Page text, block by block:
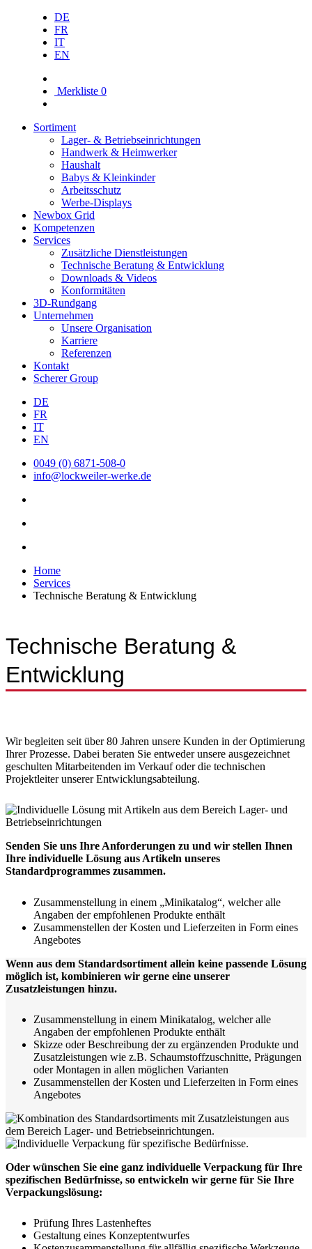
DE
FR
IT
EN
Merkliste 0
Sortiment
Lager- & Betriebs­einrichtungen
Handwerk & Heimwerker
Haushalt
Babys & Kleinkinder
Arbeitsschutz
Werbe-Displays
Newbox Grid
Kompetenzen
Services
Zusätzliche Dienstleistungen
Technische Beratung & Entwicklung
Downloads & Videos
Konformitäten
3D-Rundgang
Unternehmen
Unsere Organisation
Karriere
Referenzen
Kontakt
Scherer Group
DE
FR
IT
EN
0049 (0) 6871-508-0
info@lockweiler-werke.de
Home
Services
Technische Beratung & Entwicklung
Technische Beratung &
Entwicklung
Wir begleiten seit über 80 Jahren unsere Kunden in der Optimierung
Ihrer Prozesse. Dabei beraten Sie entweder unsere ausgezeichnet
geschulten Mitarbeitenden im Verkauf oder die technischen
Projektleiter unserer Entwicklungsabteilung.
Senden Sie uns Ihre Anforderungen zu und wir stellen Ihnen
Ihre individuelle Lösung aus Artikeln unseres
Standardprogrammes zusammen.
Zusammenstellung in einem „Minikatalog“, welcher alle
Angaben der empfohlenen Produkte enthält
Zusammenstellen der Kosten und Lieferzeiten in Form eines
Angebotes
Wenn aus dem Standardsortiment allein keine passende Lösung
möglich ist, kombinieren wir gerne eine unserer
Zusatzleistungen hinzu.
Zusammenstellung in einem Minikatalog, welcher alle
Angaben der empfohlenen Produkte enthält
Skizze oder Beschreibung der zu ergänzenden Produkte und
Zusatzleistungen wie z.B. Schaumstoffzuschnitte, Prägungen
oder Montagen in allen möglichen Varianten
Zusammenstellen der Kosten und Lieferzeiten in Form eines
Angebotes
Oder wünschen Sie eine ganz individuelle Verpackung für Ihre
spezifischen Bedürfnisse, so entwickeln wir gerne für Sie Ihre
Verpackungslösung:
Prüfung Ihres Lastenheftes
Gestaltung eines Konzeptentwurfes